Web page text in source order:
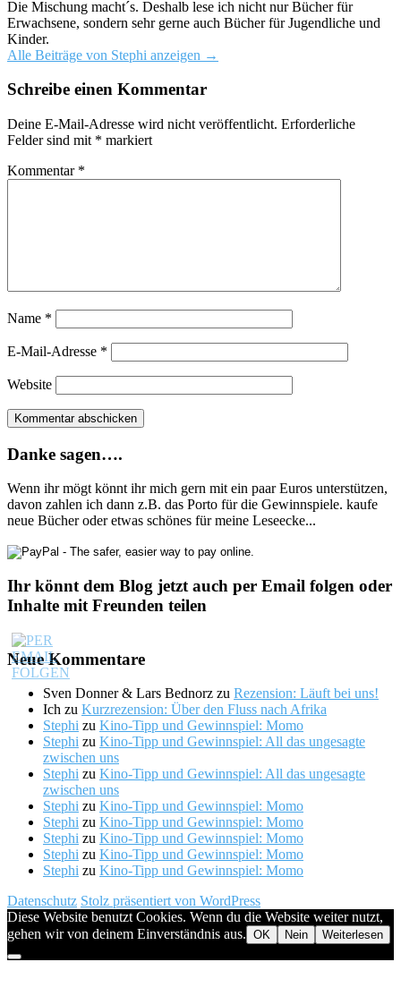
Die Mischung macht´s. Deshalb lese ich nicht nur Bücher für
Erwachsene, sondern sehr gerne auch Bücher für Jugendliche und
Kinder.
Alle Beiträge von Stephi anzeigen →
Schreibe einen Kommentar
Deine E-Mail-Adresse wird nicht veröffentlicht. Erforderliche
Felder sind mit * markiert
Kommentar *
Name *
E-Mail-Adresse *
Website
Danke sagen….
Wenn ihr mögt könnt ihr mich gern mit ein paar Euros unterstützen,
davon zahlen ich dann z.B. das Porto für die Gewinnspiele. kaufe
neue Bücher oder etwas schönes für meine Leseecke...
Ihr könnt dem Blog jetzt auch per Email folgen oder
Inhalte mit Freunden teilen
Neue Kommentare
Sven Donner & Lars Bednorz zu Rezension: Läuft bei uns!
Ich zu Kurzrezension: Über den Fluss nach Afrika
Stephi zu Kino-Tipp und Gewinnspiel: Momo
Stephi zu Kino-Tipp und Gewinnspiel: All das ungesagte
zwischen uns
Stephi zu Kino-Tipp und Gewinnspiel: All das ungesagte
zwischen uns
Stephi zu Kino-Tipp und Gewinnspiel: Momo
Stephi zu Kino-Tipp und Gewinnspiel: Momo
Stephi zu Kino-Tipp und Gewinnspiel: Momo
Stephi zu Kino-Tipp und Gewinnspiel: Momo
Stephi zu Kino-Tipp und Gewinnspiel: Momo
Datenschutz Stolz präsentiert von WordPress
Diese Website benutzt Cookies. Wenn du die Website weiter nutzt,
gehen wir von deinem Einverständnis aus. OK Nein Weiterlesen